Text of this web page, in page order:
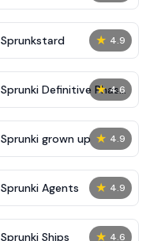
★ 4.9
Sprunkstard
★ 4.6
Sprunki Definitive Phase
7
★ 4.9
Sprunki grown up
★ 4.9
Sprunki Agents
★ 4.6
Sprunki Ships